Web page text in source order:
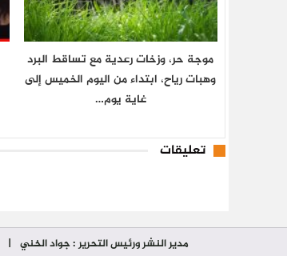
موجة حر، وزخات رعدية مع تساقط البرد
وهبات رياح، ابتداء من اليوم الخميس إلى
غاية يوم…
تعليقات
مدير النشر ورئيس التحرير : جواد الخني |